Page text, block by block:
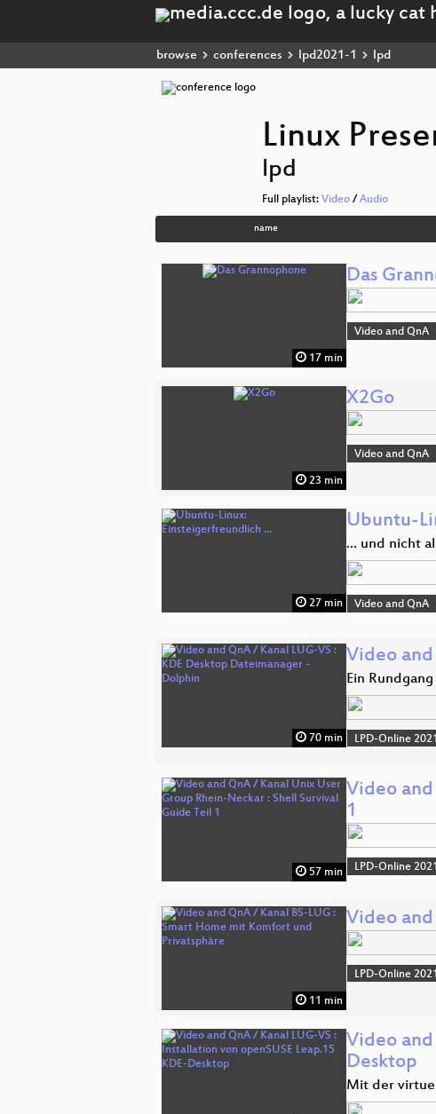
browse conferences lpd2021-1 lpd
Linux
lpd
Full playlist: Video / Audio
name
17 min
Das
Video and QnA
23 min
X2Go
Video and QnA
27 min
Ubuntu-
... und nicht
Video and QnA
70 min
Video
Ein Rundgang
LPD-Online
57 min
Video
1
LPD-Online
11 min
Video
LPD-Online
Video and
Desktop
Mit der